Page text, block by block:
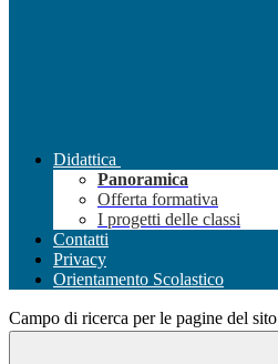
Didattica
Panoramica
Offerta formativa
I progetti delle classi
Contatti
Privacy
Orientamento Scolastico
Campo di ricerca per le pagine del sito